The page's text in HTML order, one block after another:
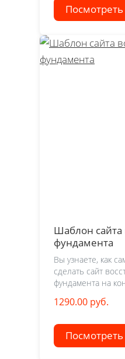
Посмотреть
Шаблон сайта
фундамента
Вы узнаете, как
сделать сайт
фундамента на
1290.00 руб.
Посмотреть